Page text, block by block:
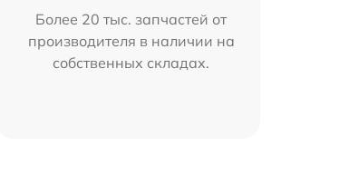
Более 20 тыс. запчастей от
производителя в наличии на
собственных складах.